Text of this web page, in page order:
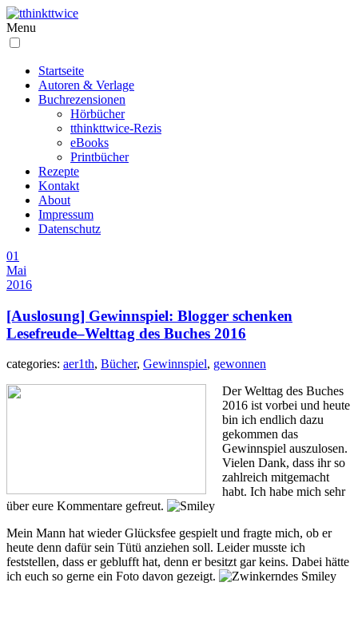
Menu
Startseite
Autoren & Verlage
Buchrezensionen
Hörbücher
tthinkttwice-Rezis
eBooks
Printbücher
Rezepte
Kontakt
About
Impressum
Datenschutz
01
Mai
2016
[Auslosung] Gewinnspiel: Blogger schenken
Lesefreude–Welttag des Buches 2016
categories: aer1th, Bücher, Gewinnspiel, gewonnen
Der Welttag des Buches
2016 ist vorbei und heute
bin ich endlich dazu
gekommen das
Gewinnspiel auszulosen.
Vielen Dank, dass ihr so
zahlreich mitgemacht
habt. Ich habe mich sehr
über eure Kommentare gefreut.
Mein Mann hat wieder Glücksfee gespielt und fragte mich, ob er
heute denn dafür sein Tütü anziehen soll. Leider musste ich
feststellen, dass er geblufft hat, denn er besitzt gar keins. Dabei hätte
ich euch so gerne ein Foto davon gezeigt.